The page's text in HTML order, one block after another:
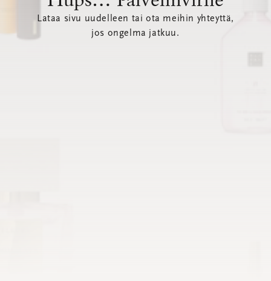
Lataa sivu uudelleen tai ota meihin yhteyttä,
jos ongelma jatkuu.